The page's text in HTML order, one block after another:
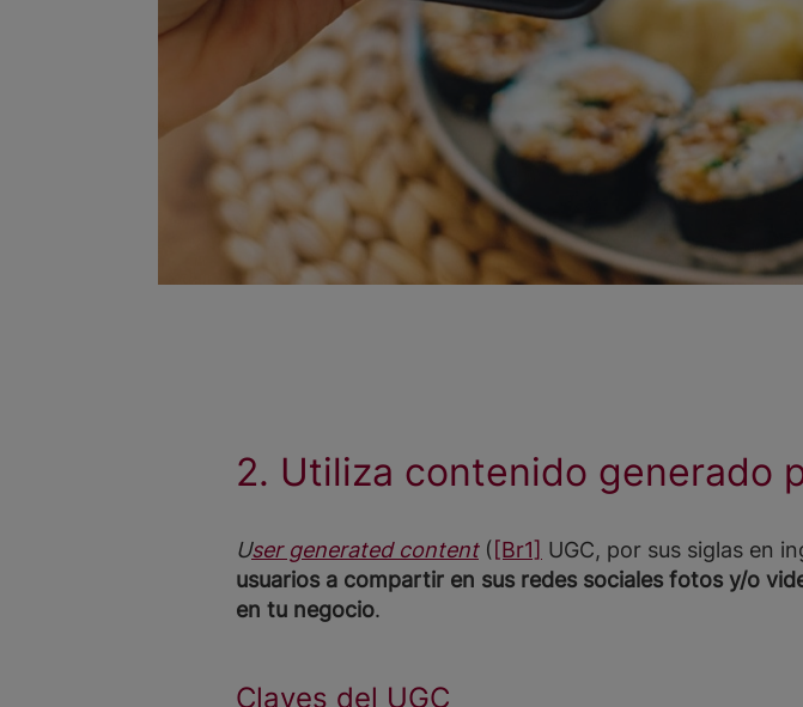
2. Utiliza contenido generado
User generated content( [Br1] UGC, por sus siglas en
usuarios a compartir en sus redes sociales fotos y/o
en tu negocio.
Claves del UGC